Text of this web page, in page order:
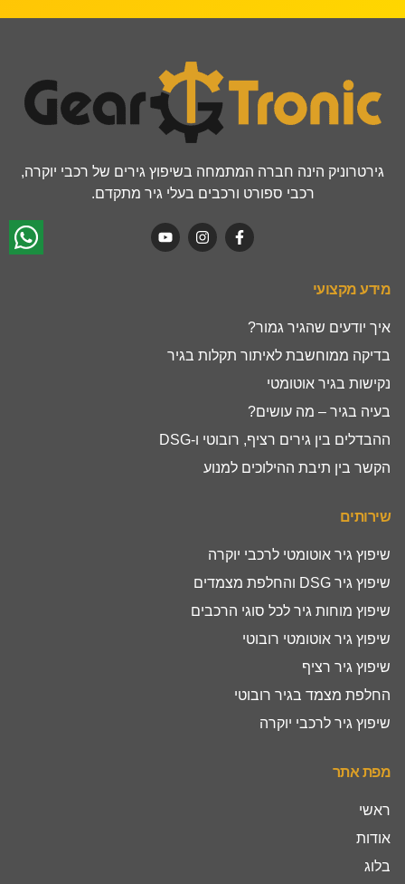
גירטרוניק הינה חברה המתמחה בשיפוץ גירים של רכבי יוקרה,
רכבי ספורט ורכבים בעלי גיר מתקדם.
מידע מקצועי
איך יודעים שהגיר גמור?
בדיקה ממוחשבת לאיתור תקלות בגיר
נקישות בגיר אוטומטי
בעיה בגיר – מה עושים?
ההבדלים בין גירים רציף, רובוטי ו-DSG
הקשר בין תיבת ההילוכים למנוע
שירותים
שיפוץ גיר אוטומטי לרכבי יוקרה
שיפוץ גיר DSG והחלפת מצמדים
שיפוץ מוחות גיר לכל סוגי הרכבים
שיפוץ גיר אוטומטי רובוטי
שיפוץ גיר רציף
החלפת מצמד בגיר רובוטי
שיפוץ גיר לרכבי יוקרה
מפת אתר
ראשי
אודות
בלוג